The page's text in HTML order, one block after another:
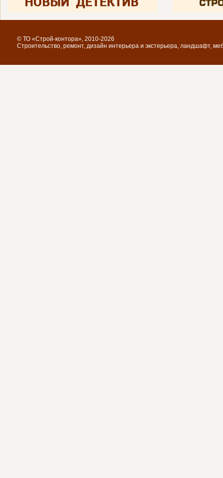
© ТО «Строй-контора», 2010-2026
Строительство, ремонт, дизайн интерьера и экстерьера, ландшафт,